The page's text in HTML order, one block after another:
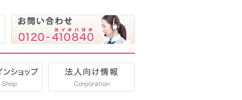
オンラインショップ